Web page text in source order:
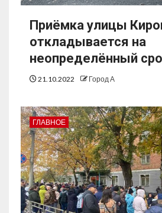
Приёмка улицы
откладывается на
неопределённый
21.10.2022 Город А
ГЛАВНОЕ